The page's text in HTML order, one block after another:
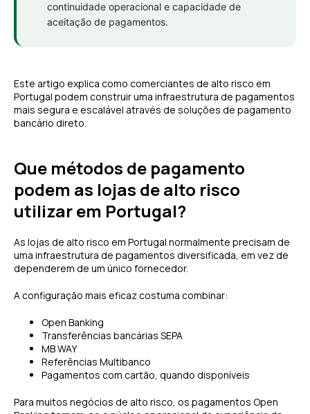
continuidade operacional e capacidade de
aceitação de pagamentos.
Este artigo explica como comerciantes de alto risco em
Portugal podem construir uma infraestrutura de pagamentos
mais segura e escalável através de soluções de pagamento
bancário direto.
Que métodos de pagamento
podem as lojas de alto risco
utilizar em Portugal?
As lojas de alto risco em Portugal normalmente precisam de
uma infraestrutura de pagamentos diversificada, em vez de
dependerem de um único fornecedor.
A configuração mais eficaz costuma combinar:
Open Banking
Transferências bancárias SEPA
MB WAY
Referências Multibanco
Pagamentos com cartão, quando disponíveis
Para muitos negócios de alto risco, os pagamentos Open